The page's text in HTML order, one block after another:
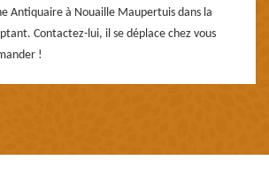
Antiquaire à Nouaille Maupertuis dans la
Contactez-lui, il se déplace chez vous
!